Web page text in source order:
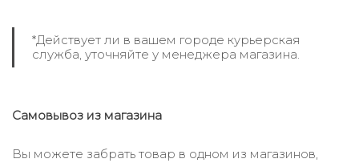
*Действует ли в вашем городе курьерская
служба, уточняйте у менеджера магазина.
Самовывоз из магазина
Вы можете забрать товар в одном из магазинов,